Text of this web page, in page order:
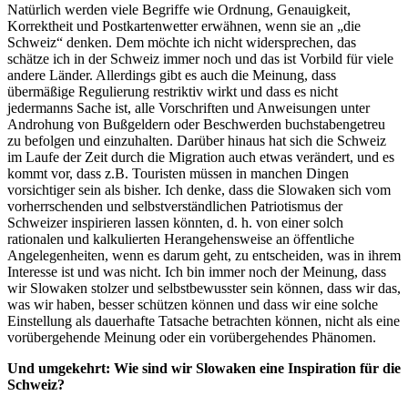
Natürlich werden viele Begriffe wie Ordnung, Genauigkeit,
Korrektheit und Postkartenwetter erwähnen, wenn sie an „die
Schweiz“ denken. Dem möchte ich nicht widersprechen, das
schätze ich in der Schweiz immer noch und das ist Vorbild für viele
andere Länder. Allerdings gibt es auch die Meinung, dass
übermäßige Regulierung restriktiv wirkt und dass es nicht
jedermanns Sache ist, alle Vorschriften und Anweisungen unter
Androhung von Bußgeldern oder Beschwerden buchstabengetreu
zu befolgen und einzuhalten. Darüber hinaus hat sich die Schweiz
im Laufe der Zeit durch die Migration auch etwas verändert, und es
kommt vor, dass z.B. Touristen müssen in manchen Dingen
vorsichtiger sein als bisher. Ich denke, dass die Slowaken sich vom
vorherrschenden und selbstverständlichen Patriotismus der
Schweizer inspirieren lassen könnten, d. h. von einer solch
rationalen und kalkulierten Herangehensweise an öffentliche
Angelegenheiten, wenn es darum geht, zu entscheiden, was in ihrem
Interesse ist und was nicht. Ich bin immer noch der Meinung, dass
wir Slowaken stolzer und selbstbewusster sein können, dass wir das,
was wir haben, besser schützen können und dass wir eine solche
Einstellung als dauerhafte Tatsache betrachten können, nicht als eine
vorübergehende Meinung oder ein vorübergehendes Phänomen.
Und umgekehrt: Wie sind wir Slowaken eine Inspiration für die
Schweiz?